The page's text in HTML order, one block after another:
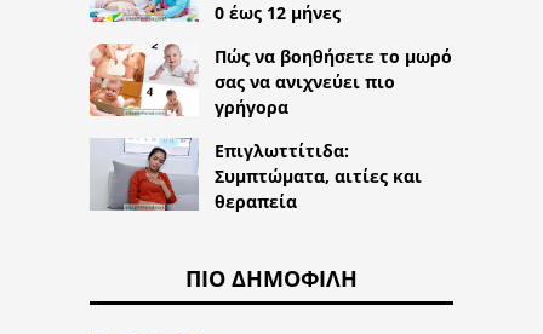
0 έως 12 μήνες
Πώς να βοηθήσετε το μωρό
σας να ανιχνεύει πιο
γρήγορα
Επιγλωττίτιδα:
Συμπτώματα, αιτίες και
θεραπεία
ΠΙΟ ΔΗΜΟΦΙΛΉ